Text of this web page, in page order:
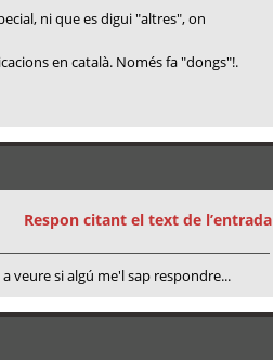
ni que es digui "altres", on
en català. Només fa "dongs"!.
Respon citant el text de l’entrada
veure si algú me'l sap respondre...